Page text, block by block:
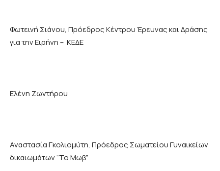
Φωτεινή Σιάνου, Πρόεδρος Κέντρου Έρευνας και Δράσης
για την Ειρήνη – ΚΕΔΕ
Ελένη Ζωντήρου
Αναστασία Γκολιομύτη, Πρόεδρος Σωματείου Γυναικείων
δικαιωμάτων “Το Μωβ”